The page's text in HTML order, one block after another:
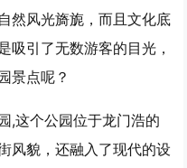
然风光旖旎，而且文化底
吸引了无数游客的目光，
景点呢？
,这个公园位于龙门浩的
风貌，还融入了现代的设